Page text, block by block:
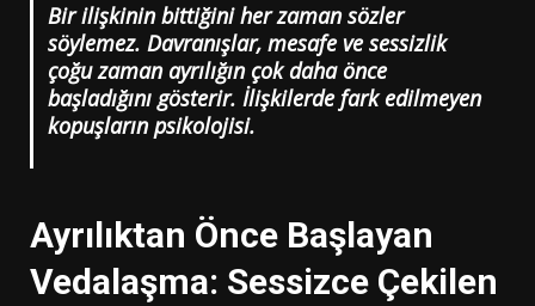
Bir ilişkinin bittiğini her zaman sözler
söylemez. Davranışlar, mesafe ve sessizlik
çoğu zaman ayrılığın çok daha önce
başladığını gösterir. İlişkilerde fark edilmeyen
kopuşların psikolojisi.
Ayrılıktan Önce Başlayan
Vedalaşma: Sessizce Çekilen